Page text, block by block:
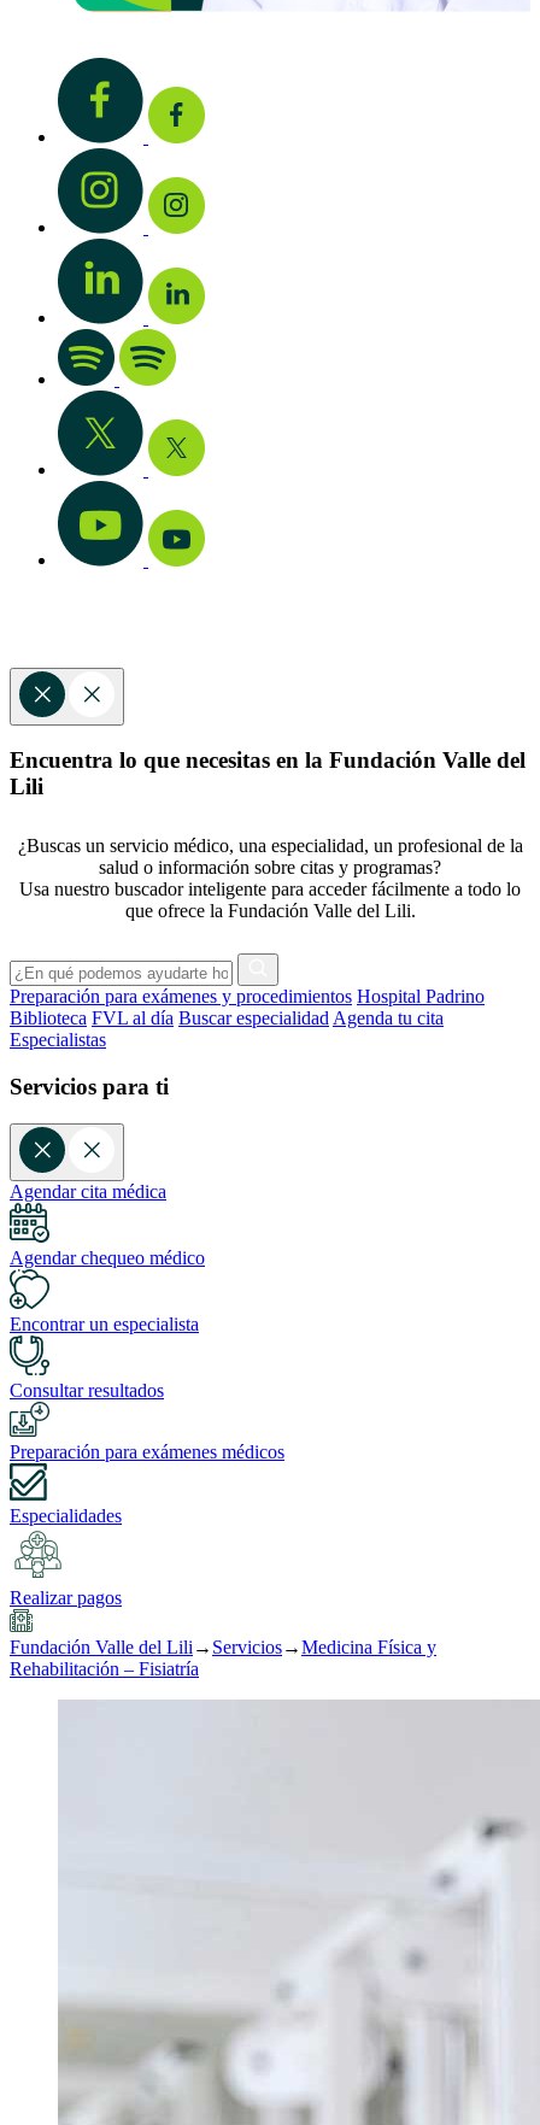
Encuentra lo que necesitas en la Fundación Valle del
Lili
¿Buscas un servicio médico, una especialidad, un profesional de la
salud o información sobre citas y programas?
Usa nuestro buscador inteligente para acceder fácilmente a todo lo
que ofrece la Fundación Valle del Lili.
Preparación para exámenes y procedimientos Hospital Padrino
Biblioteca FVL al día Buscar especialidad Agenda tu cita
Especialistas
Servicios para ti
Agendar cita médica
Agendar chequeo médico
Encontrar un especialista
Consultar resultados
Preparación para exámenes médicos
Especialidades
Realizar pagos
Fundación Valle del Lili → Servicios→Medicina Física y
Rehabilitación – Fisiatría